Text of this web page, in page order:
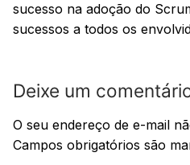
sucesso na adoção do
sucessos a todos os
Deixe um
O seu endereço de e-mail
Campos obrigatórios são